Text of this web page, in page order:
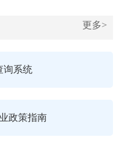
更多>
询系统
政策指南